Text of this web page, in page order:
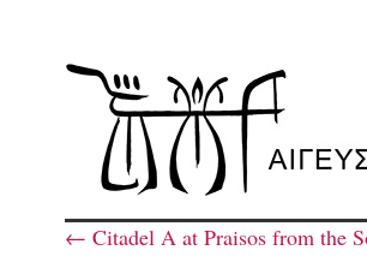
← Citadel A at Praisos from the